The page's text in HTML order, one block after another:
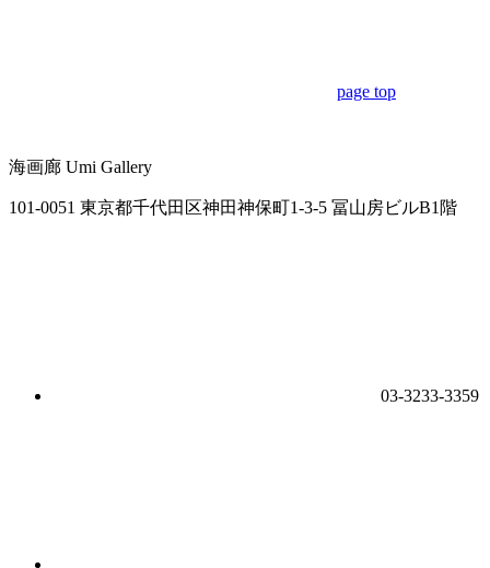
page top
海画廊 Umi Gallery
101-0051 東京都千代田区神田神保町1-3-5 冨山房ビルB1階
03-3233-3359